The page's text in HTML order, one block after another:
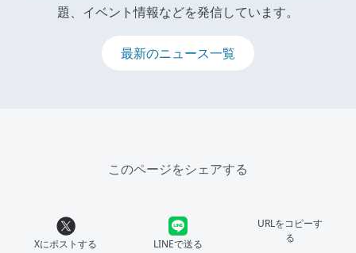
題、イベント情報などを発信しています。
最新のニュース一覧
このページをシェアする
Xにポストする LINEで送る
URLをコピーす
る